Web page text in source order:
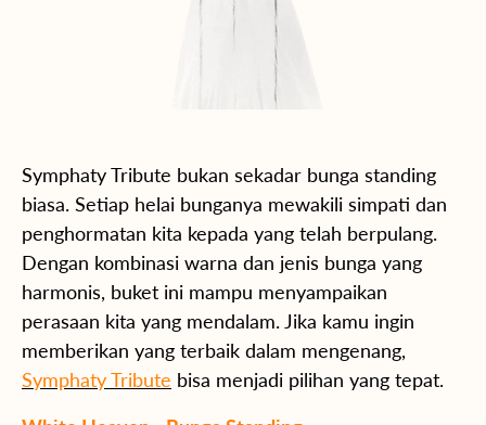
Symphaty Tribute bukan sekadar bunga standing
biasa. Setiap helai bunganya mewakili simpati dan
penghormatan kita kepada yang telah berpulang.
Dengan kombinasi warna dan jenis bunga yang
harmonis, buket ini mampu menyampaikan
perasaan kita yang mendalam. Jika kamu ingin
memberikan yang terbaik dalam mengenang,
Symphaty Tribute bisa menjadi pilihan yang tepat.